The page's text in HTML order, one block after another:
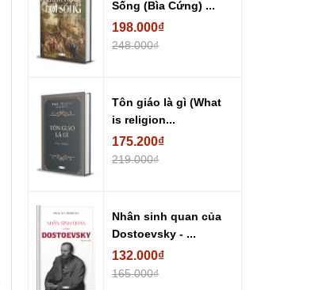
Sống (Bìa Cứng) ...
198.000₫
248.000₫
Tôn giáo là gì (What
is religion...
175.200₫
219.000₫
Nhân sinh quan của
Dostoevsky - ...
132.000₫
165.000₫